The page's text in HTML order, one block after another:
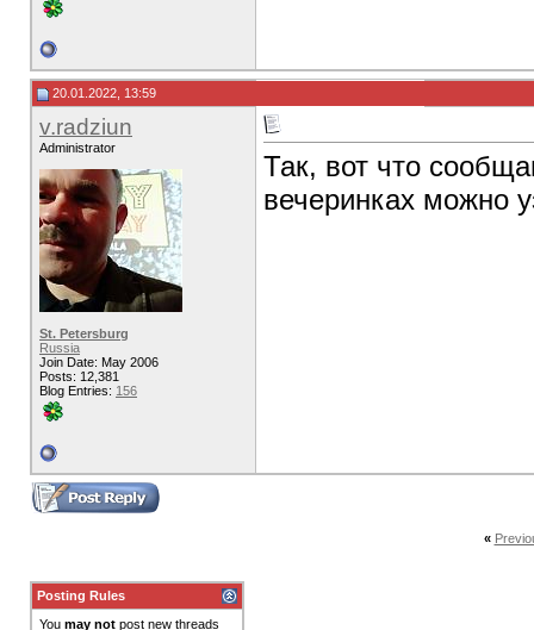
20.01.2022, 13:59
v.radziun
Administrator
St. Petersburg
Russia
Join Date: May 2006
Posts: 12,381
Blog Entries: 156
Так, вот что
вечеринках можно
«
Posting Rules
You may not post new threads